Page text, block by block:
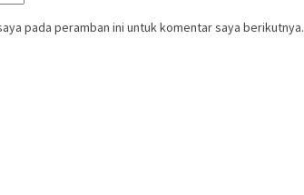
pada peramban ini untuk komentar saya berikutnya.